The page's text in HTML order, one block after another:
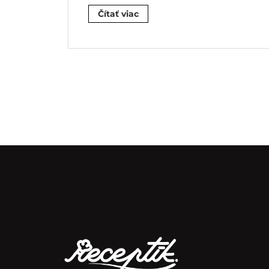
Čítať viac